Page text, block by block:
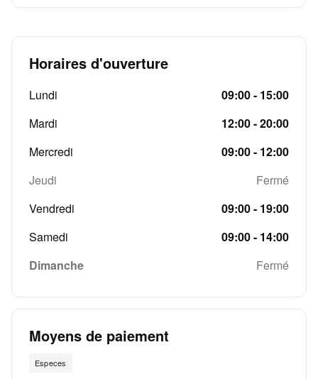
Horaires d'ouverture
Lundi
09:00 - 15:00
Mardi
12:00 - 20:00
Mercredi
09:00 - 12:00
Jeudi
Fermé
Vendredi
09:00 - 19:00
Samedi
09:00 - 14:00
Dimanche
Fermé
Moyens de paiement
Especes